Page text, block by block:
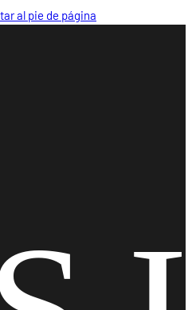
al pie de página